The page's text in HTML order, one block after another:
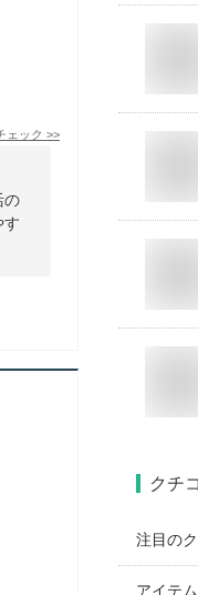
ェック >>
の
す
クチ
注目の
アイテム